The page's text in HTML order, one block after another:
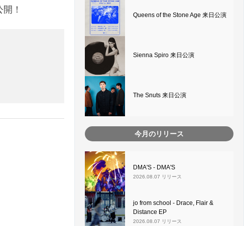
！
Queens of the Stone Age 来日公演
Sienna Spiro 来日公演
The Snuts 来日公演
今月のリリース
DMA'S - DMA'S
2026.08.07 リリース
jo from school - Drace, Flair &
Distance EP
2026.08.07 リリース